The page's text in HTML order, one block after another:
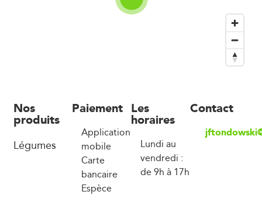
Nos
produits
Légumes
Paiement
Application
mobile
Carte
bancaire
Espèce
Les
horaires
Lundi au
vendredi :
de 9h à 17h
Contact